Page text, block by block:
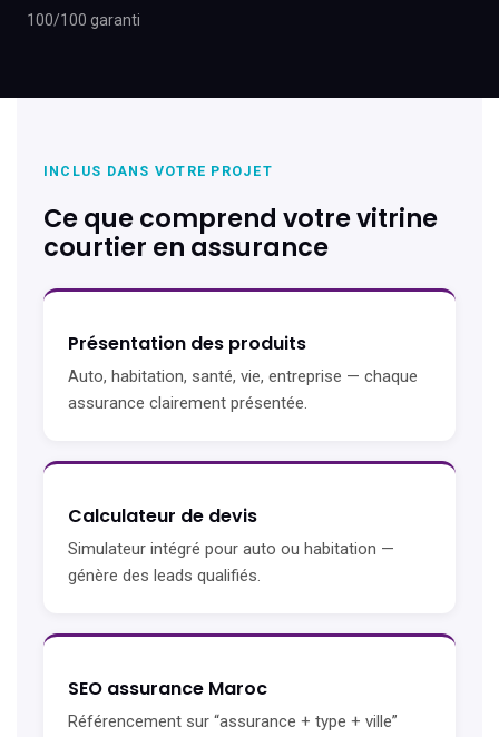
100/100 garanti
INCLUS DANS VOTRE PROJET
Ce que comprend votre vitrine
courtier en assurance
Présentation des produits
Auto, habitation, santé, vie, entreprise — chaque
assurance clairement présentée.
Calculateur de devis
Simulateur intégré pour auto ou habitation —
génère des leads qualifiés.
SEO assurance Maroc
Référencement sur “assurance + type + ville”